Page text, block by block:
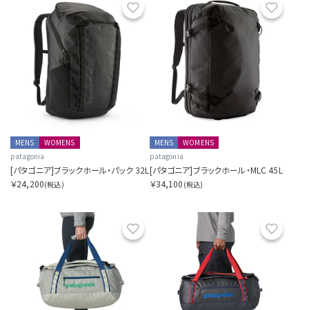
お気に入り
MENS
WOMENS
patagonia
[パタゴニア]ブラックホール・パック 32L
￥24,200(税込)
MENS
WOMENS
patagonia
[パタゴニア]ブラックホール・MLC 45L
￥34,100 (税込)
お気に入り